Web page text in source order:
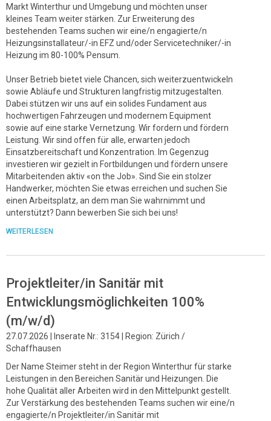
Markt Winterthur und Umgebung und möchten unser
kleines Team weiter stärken. Zur Erweiterung des
bestehenden Teams suchen wir eine/n engagierte/n
Heizungsinstallateur/-in EFZ und/oder Servicetechniker/-in
Heizung im 80-100% Pensum.
Unser Betrieb bietet viele Chancen, sich weiterzuentwickeln
sowie Abläufe und Strukturen langfristig mitzugestalten.
Dabei stützen wir uns auf ein solides Fundament aus
hochwertigen Fahrzeugen und modernem Equipment
sowie auf eine starke Vernetzung. Wir fordern und fördern
Leistung. Wir sind offen für alle, erwarten jedoch
Einsatzbereitschaft und Konzentration. Im Gegenzug
investieren wir gezielt in Fortbildungen und fördern unsere
Mitarbeitenden aktiv «on the Job». Sind Sie ein stolzer
Handwerker, möchten Sie etwas erreichen und suchen Sie
einen Arbeitsplatz, an dem man Sie wahrnimmt und
unterstützt? Dann bewerben Sie sich bei uns!
WEITERLESEN
Projektleiter/in Sanitär mit
Entwicklungsmöglichkeiten 100%
(m/w/d)
27.07.2026 | Inserate Nr.: 3154 | Region: Zürich /
Schaffhausen
Der Name Steimer steht in der Region Winterthur für starke
Leistungen in den Bereichen Sanitär und Heizungen. Die
hohe Qualität aller Arbeiten wird in den Mittelpunkt gestellt.
Zur Verstärkung des bestehenden Teams suchen wir eine/n
engagierte/n Projektleiter/in Sanitär mit